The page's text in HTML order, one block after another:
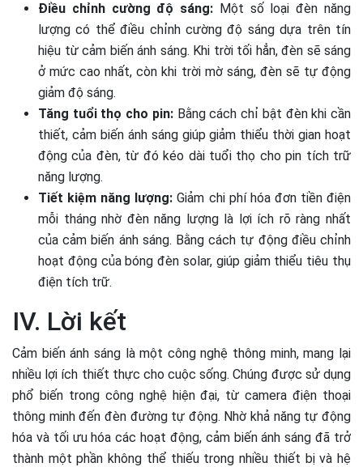
Điều chỉnh cường độ sáng: Một số loại đèn năng
lượng có thể điều chỉnh cường độ sáng dựa trên tín
hiệu từ cảm biến ánh sáng. Khi trời tối hẳn, đèn sẽ sáng
ở mức cao nhất, còn khi trời mờ sáng, đèn sẽ tự động
giảm độ sáng.
Tăng tuổi thọ cho pin:Bằng cách chỉ bật đèn khi cần
thiết, cảm biến ánh sáng giúp giảm thiểu thời gian hoạt
động của đèn, từ đó kéo dài tuổi thọ cho pin tích trữ
năng lượng.
Tiết kiệm năng lượng: Giảm chi phí hóa đơn tiền điện
mỗi tháng nhờ đèn năng lượng là lợi ích rõ ràng nhất
của cảm biến ánh sáng. Bằng cách tự động điều chỉnh
hoạt động của bóng đèn solar, giúp giảm thiểu tiêu thụ
điện tích trữ.
IV. Lời kết
Cảm biến ánh sáng là một công nghệ thông minh, mang lại
nhiều lợi ích thiết thực cho cuộc sống. Chúng được sử dụng
phổ biến trong công nghệ hiện đại, từ camera điện thoại
thông minh đến đèn đường tự động. Nhờ khả năng tự động
hóa và tối ưu hóa các hoạt động, cảm biến ánh sáng đã trở
thành một phần không thể thiếu trong nhiều thiết bị và hệ